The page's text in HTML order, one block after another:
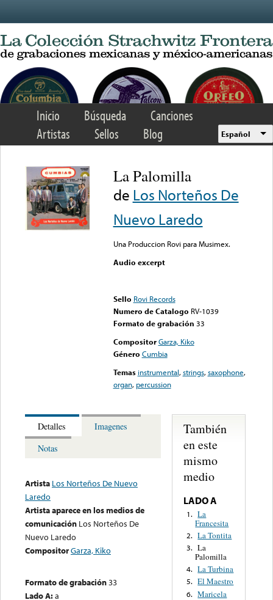
Inicio Búsqueda
Canciones
Artistas
Sellos Blog Español
La Palomilla
de Los Norteños De
Nuevo Laredo
Una Produccion Rovi para Musimex.
Audio excerpt
Sello Rovi Records
Numero de Catalogo RV-1039
Formato de grabación 33
Compositor Garza, Kiko
Género Cumbia
Temas instrumental,strings,saxophone,
organ, percussion
Detalles
Imagenes
Notas
Artista Los Norteños De Nuevo
Laredo
Artista aparece en los medios de
comunicación Los Norteños De
Nuevo Laredo
CompositorGarza, Kiko
Formato de grabación33
Lado A:a
También
en este
mismo
medio
LADO A
1. La
Francesita
2. La Tontita
3. La
Palomilla
4. La Turbina
5. El Maestro
6. Maricela